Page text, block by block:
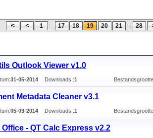
1 ... 17 18 19 20 21 ... 28
Outlook Viewer v1.0
31-05-2014 Downloads :1
Metadata Cleaner v3.1
05-03-2014 Downloads :1
- QT Calc Express v2.2